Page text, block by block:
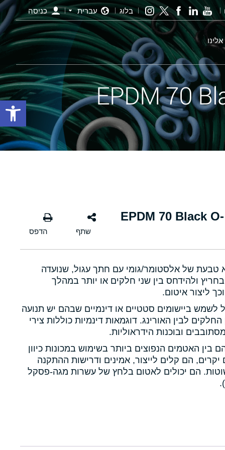
בלוג עברית כניסה
אורינג שחור - 48.00×5.00 EPDM 70 Black O-
טבעת של אלסטומר/גומי עם חתך עגול, שנועדה
ולהידחס בין שני חלקים או יותר במהלך
ליצור איטום.
לשמש ביישומים סטטיים או דינמיים שבהם יש תנועה
החלקים לבין האורינג. דוגמאות דינמיות כוללות צירי
ובוכנות הידראוליות.
בין האטמים הנפוצים ביותר בשימוש במכונות כיוון
הם קלים לייצור, אמינים ודרישות ההתקנה
הם יכולים לאטום בלחץ של עשרות מגה-פסקל
פתח